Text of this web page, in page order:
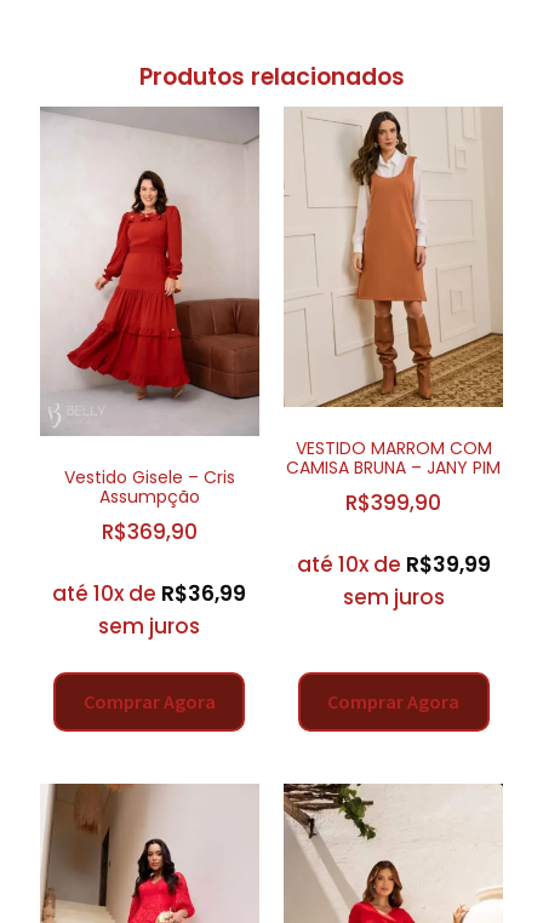
Produtos relacionados
Vestido Gisele – Cris
Assumpção
R$369,90
até 10x de R$36,99
sem juros
Comprar Agora
VESTIDO MARROM COM
CAMISA BRUNA – JANY PIM
R$399,90
até 10x de R$39,99
sem juros
Comprar Agora